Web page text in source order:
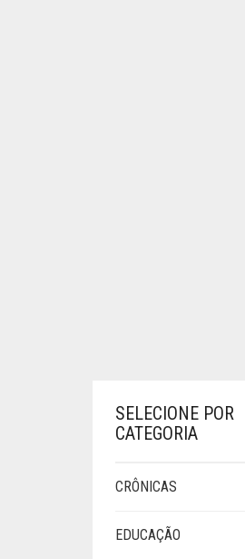
SELECIONE POR
CATEGORIA
CRÔNICAS
EDUCAÇÃO